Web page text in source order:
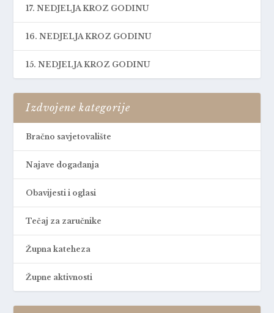
17. NEDJELJA KROZ GODINU
16. NEDJELJA KROZ GODINU
15. NEDJELJA KROZ GODINU
Izdvojene kategorije
Bračno savjetovalište
Najave događanja
Obavijesti i oglasi
Tečaj za zaručnike
Župna kateheza
Župne aktivnosti